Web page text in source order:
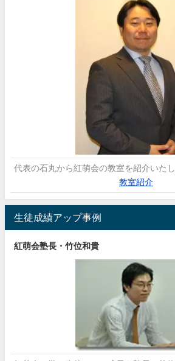
代表の石丸から紅萌会の教室を紹介いたし
教室紹介
生徒成績アップ事例
紅萌会塾長・竹位和貴